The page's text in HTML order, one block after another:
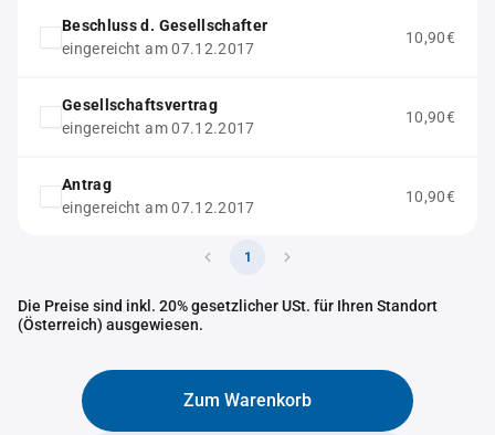
Beschluss d. Gesellschafter
eingereicht am 07.12.2017
10,90€
Gesellschaftsvertrag
eingereicht am 07.12.2017
10,90€
Antrag
eingereicht am 07.12.2017
10,90€
1
Die Preise sind inkl. 20% gesetzlicher USt. für Ihren Standort
(Österreich) ausgewiesen.
Zum Warenkorb